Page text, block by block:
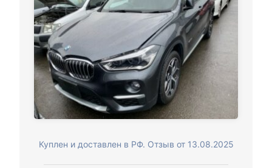
Куплен и доставлен в РФ. Отзыв от 13.08.2025